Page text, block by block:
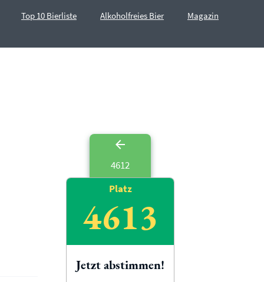
Top 10 Bierliste Alkoholfreies Bier Magazin
4612
Platz
4613
Jetzt abstimmen!